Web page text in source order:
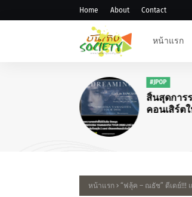
Home About Contact
หน้าแรก
#JPOP
สิ้นสุดการ
คอนเสิร์ต
หน้าแรก “ฟลุ้ค – ณธัช” ดีเดย์!!!